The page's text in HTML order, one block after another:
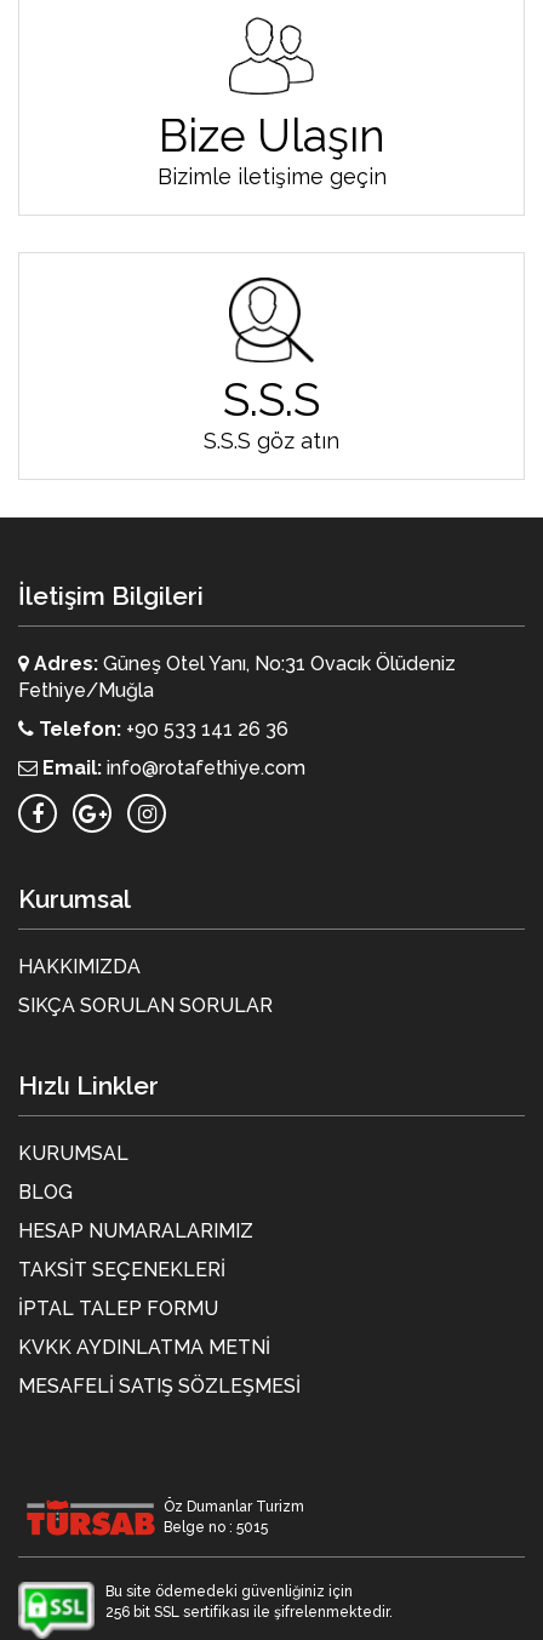
Bize Ulaşın
Bizimle iletişime geçin
S.S.S
S.S.S göz atın
İletişim Bilgileri
Adres: Güneş Otel Yanı, No:31 Ovacık Ölüdeniz
Fethiye/Muğla
Telefon: +90 533 141 26 36
Email: info@rotafethiye.com
Kurumsal
HAKKIMIZDA
SIKÇA SORULAN SORULAR
Hızlı Linkler
KURUMSAL
BLOG
HESAP NUMARALARIMIZ
TAKSIT SEÇENEKLERI
İPTAL TALEP FORMU
KVKK AYDINLATMA METNİ
MESAFELI SATIŞ SÖZLEŞMESI
Öz Dumanlar Turizm
Belge no : 5015
Bu site ödemedeki güvenliğiniz için
256 bit SSL sertifikası ile şifrelenmektedir.